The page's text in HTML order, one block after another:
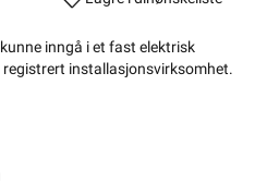
inngå i et fast elektrisk
registrert installasjonsvirksomhet.